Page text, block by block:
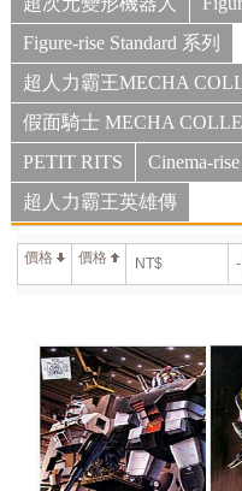
Figure-rise Standard 系列
超人力霸王MECHA
假面騎士 MECHA
PETIT RITS
Cinema-
超人力霸王英雄傳
價格 價格 -